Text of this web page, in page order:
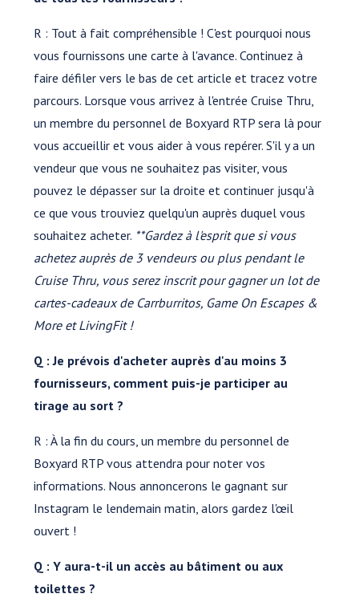
R : Tout à fait compréhensible ! C'est pourquoi nous
vous fournissons une carte à l'avance. Continuez à
faire défiler vers le bas de cet article et tracez votre
parcours. Lorsque vous arrivez à l'entrée Cruise Thru,
un membre du personnel de Boxyard RTP sera là pour
vous accueillir et vous aider à vous repérer. S'il y a un
vendeur que vous ne souhaitez pas visiter, vous
pouvez le dépasser sur la droite et continuer jusqu'à
ce que vous trouviez quelqu'un auprès duquel vous
souhaitez acheter. **Gardez à l'esprit que si vous
achetez auprès de 3 vendeurs ou plus pendant le
Cruise Thru, vous serez inscrit pour gagner un lot de
cartes-cadeaux de Carrburritos, Game On Escapes &
More et LivingFit !
Q : Je prévois d'acheter auprès d'au moins 3
fournisseurs, comment puis-je participer au
tirage au sort ?
R : À la fin du cours, un membre du personnel de
Boxyard RTP vous attendra pour noter vos
informations. Nous annoncerons le gagnant sur
Instagram le lendemain matin, alors gardez l'œil
ouvert !
Q : Y aura-t-il un accès au bâtiment ou aux
toilettes ?